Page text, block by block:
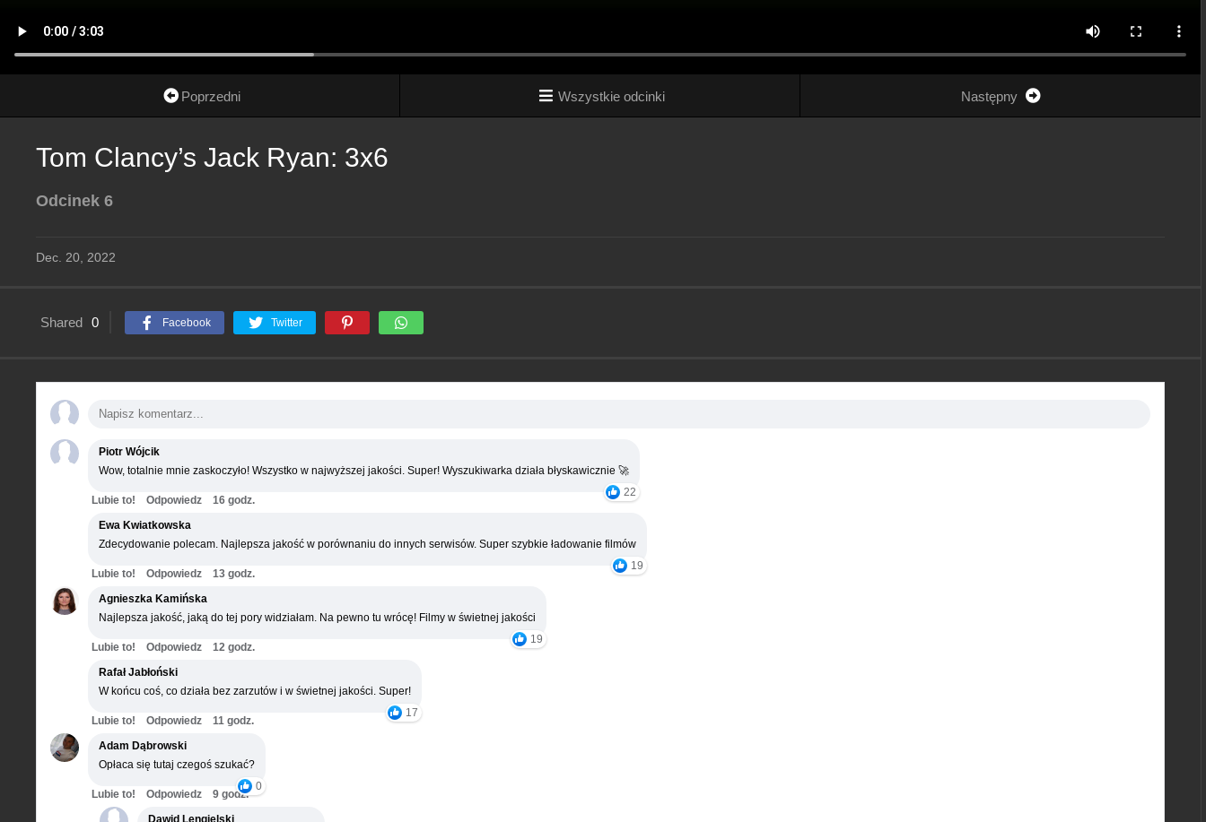
Poprzedni Wszystkie odcinki Następny
Tom Clancy’s Jack Ryan: 3x6
Odcinek 6
Dec. 20, 2022
Shared 0 Facebook Twitter
Piotr Wójcik
Wow, totalnie mnie zaskoczyło! Wszystko w najwyższej jakości. Super! Wyszukiwarka działa błyskawicznie 🚀
22
Lubie to! Odpowiedz
16 godz.
Ewa Kwiatkowska
Zdecydowanie polecam. Najlepsza jakość w porównaniu do innych serwisów. Super szybkie ładowanie filmów
19
Lubie to! Odpowiedz
13 godz.
Agnieszka Kamińska
Najlepsza jakość, jaką do tej pory widziałam. Na pewno tu wrócę! Filmy w świetnej jakości
19
Lubie to! Odpowiedz
12 godz.
Rafał Jabłoński
W końcu coś, co działa bez zarzutów i w świetnej jakości. Super!
17
Lubie to! Odpowiedz
11 godz.
Adam Dąbrowski
Opłaca się tutaj czegoś szukać?
0
Lubie to! Odpowiedz
9 godz.
Dawid Lengielski